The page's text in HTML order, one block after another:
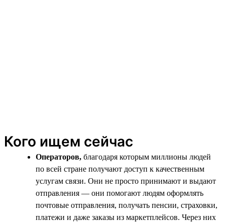
Кого ищем сейчас
Операторов, благодаря которым миллионы людей
по всей стране получают доступ к качественным
услугам связи. Они не просто принимают и выдают
отправления — они помогают людям оформлять
почтовые отправления, получать пенсии, страховки,
платежи и даже заказы из маркетплейсов. Через них